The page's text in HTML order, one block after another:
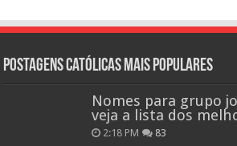
Postagens católicas mais Populares
Nomes para grupo
veja a lista dos
2:18 PM 83